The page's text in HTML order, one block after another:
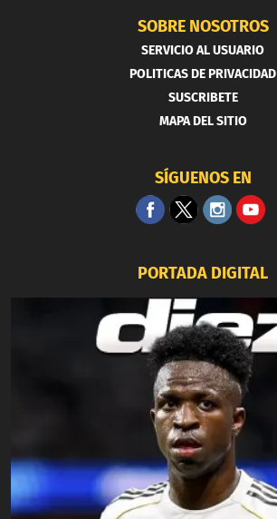
SOBRE NOSOTROS
SERVICIO AL USUARIO
POLITICAS DE PRIVACIDAD
SUSCRIBETE
MAPA DEL SITIO
SÍGUENOS EN
PORTADA DIGITAL